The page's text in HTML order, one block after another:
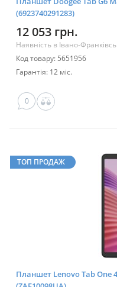
(6923740291283)
12 053 грн.
Наявність в Івано-
Код товару: 5651956
Гарантія: 12 міс.
0
ТОП ПРОДАЖ
Планшет Lenovo Tab One